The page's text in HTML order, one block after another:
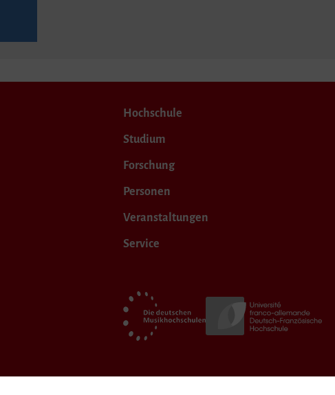
Hochschule
Studium
Forschung
Personen
Veranstaltungen
Service